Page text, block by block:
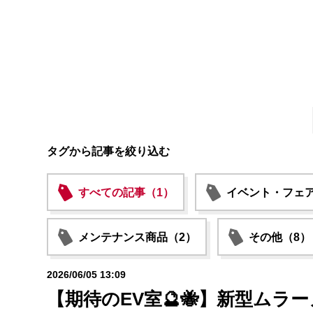
タグから記事を絞り込む
すべての記事（1） イベント・フェ
メンテナンス商品（2） その他（8）
2026/06/05 13:09
【期待のEV室🔮🐝】新型ムラ